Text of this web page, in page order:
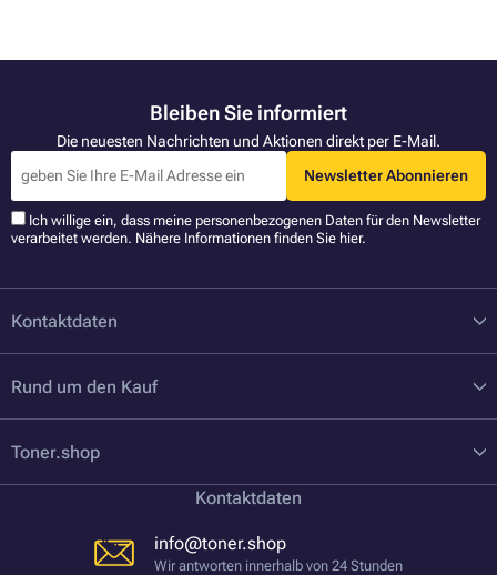
Bleiben Sie informiert
Die neuesten Nachrichten und Aktionen direkt per E-Mail.
Newsletter Abonnieren
Ich willige ein, dass meine personenbezogenen Daten für den Newsletter
verarbeitet werden. Nähere Informationen finden Sie hier.
Kontaktdaten
Rund um den Kauf
Toner.shop
Kontaktdaten
info@toner.shop
Wir antworten innerhalb von 24 Stunden